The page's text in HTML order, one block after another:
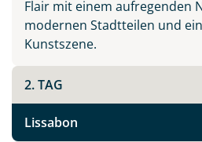
X
Telegram
Flair mit einem aufregenden
modernen Stadtteilen und
Kunstszene.
2. TAG
Lissabon